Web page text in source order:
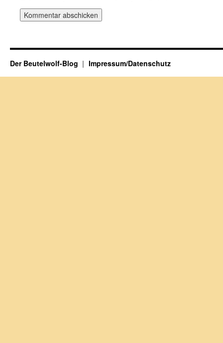
Der Beutelwolf-Blog Impressum/Datenschutz